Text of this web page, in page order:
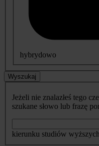
hybrydowo
Wyszukaj
Jeżeli nie znalazłeś tego
szukane słowo lub frazę
kierunku studiów